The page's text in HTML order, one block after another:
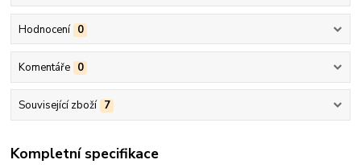
Hodnocení 0
Komentáře 0
Související zboží 7
Kompletní specifikace